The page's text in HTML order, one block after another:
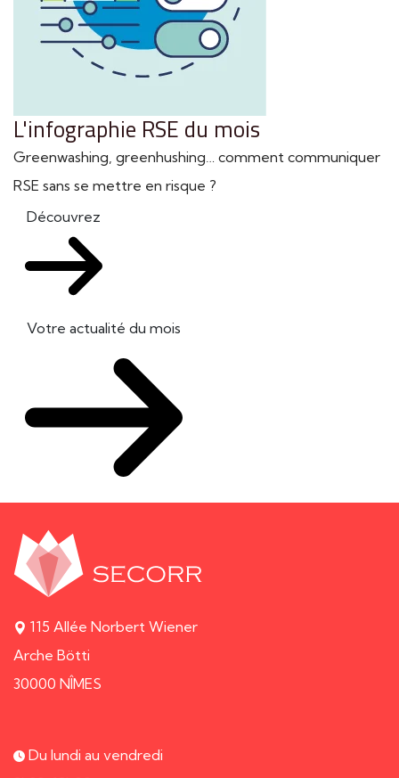
L'infographie RSE du mois
Greenwashing, greenhushing… comment communiquer
RSE sans se mettre en risque ?
Découvrez
Votre actualité du mois
115 Allée Norbert Wiener
Arche Bötti
30000 NÎMES
Du lundi au vendredi